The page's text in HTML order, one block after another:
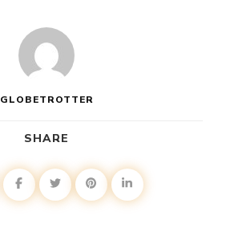
GLOBETROTTER
SHARE